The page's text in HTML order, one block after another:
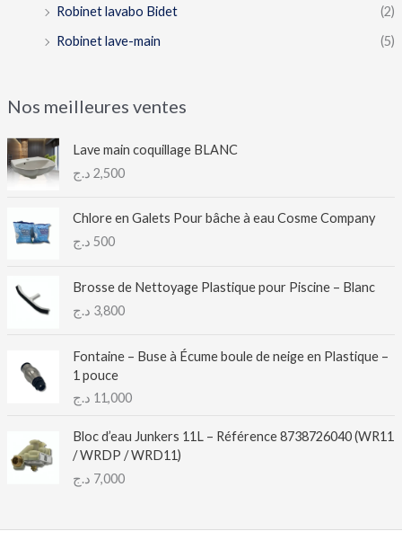
Robinet lavabo Bidet
(2)
Robinet lave-main
(5)
Nos meilleures ventes
Lave main coquillage BLANC
2,500 د.ج
Chlore en Galets Pour bâche à eau Cosme Company
500 د.ج
Brosse de Nettoyage Plastique pour Piscine – Blanc
3,800 د.ج
Fontaine – Buse à Écume boule de neige en Plastique –
1 pouce
11,000 د.ج
Bloc d’eau Junkers 11L – Référence 8738726040 (WR11
/ WRDP / WRD11)
7,000 د.ج